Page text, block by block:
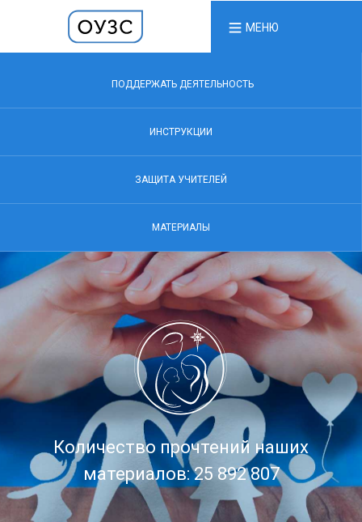
МЕНЮ
ПОДДЕРЖАТЬ ДЕЯТЕЛЬНОСТЬ
ИНСТРУКЦИИ
ЗАЩИТА УЧИТЕЛЕЙ
МАТЕРИАЛЫ
Количество прочтений наших
материалов: 25 892 807